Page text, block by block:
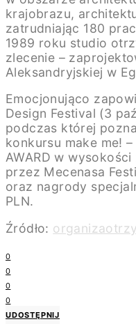
krajobrazu,
zatrudniając 180
1989 roku studio
zlecenie –
Aleksandryjskiej w
Emocjonująco
Design Festival (3
podczas której
konkursu make me! –
AWARD w
przez Mecenasa
oraz nagrody
PLN.
Źródło: organizaotrzy
0
0
0
0
UDOSTĘPNIJ